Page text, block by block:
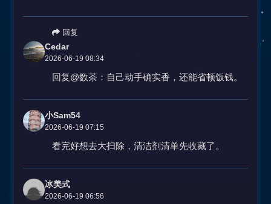
回复
Cedar
2026-06-19 08:34
回复@数茶：自己动手确实香，还能省顿饭钱。
小Sam54
2026-06-19 07:15
看完好想去大扫除，清洁剂清单先收藏了。
冰美式
2026-06-19 06:56